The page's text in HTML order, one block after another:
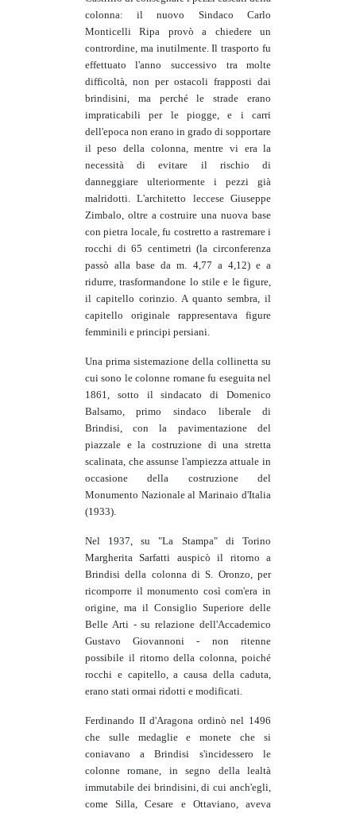
colonna: il nuovo Sindaco Carlo
Monticelli Ripa provò a chiedere un
contrordine, ma inutilmente. Il trasporto fu
effettuato l'anno successivo tra molte
difficoltà, non per ostacoli frapposti dai
brindisini, ma perché le strade erano
impraticabili per le piogge, e i carri
dell'epoca non erano in grado di sopportare
il peso della colonna, mentre vi era la
necessità di evitare il rischio di
danneggiare ulteriormente i pezzi già
malridotti. L'architetto leccese Giuseppe
Zimbalo, oltre a costruire una nuova base
con pietra locale, fu costretto a rastremare i
rocchi di 65 centimetri (la circonferenza
passò alla base da m. 4,77 a 4,12) e a
ridurre, trasformandone lo stile e le figure,
il capitello corinzio. A quanto sembra, il
capitello originale rappresentava figure
femminili e principi persiani.
Una prima sistemazione della collinetta su
cui sono le colonne romane fu eseguita nel
1861, sotto il sindacato di Domenico
Balsamo, primo sindaco liberale di
Brindisi, con la pavimentazione del
piazzale e la costruzione di una stretta
scalinata, che assunse l'ampiezza attuale in
occasione della costruzione del
Monumento Nazionale al Marinaio d'Italia
(1933).
Nel 1937, su "La Stampa" di Torino
Margherita Sarfatti auspicò il ritorno a
Brindisi della colonna di S. Oronzo, per
ricomporre il monumento così com'era in
origine, ma il Consiglio Superiore delle
Belle Arti - su relazione dell'Accademico
Gustavo Giovannoni - non ritenne
possibile il ritorno della colonna, poiché
rocchi e capitello, a causa della caduta,
erano stati ormai ridotti e modificati.
Ferdinando II d'Aragona ordinò nel 1496
che sulle medaglie e monete che si
coniavano a Brindisi s'incidessero le
colonne romane, in segno della lealtà
immutabile dei brindisini, di cui anch'egli,
come Silla, Cesare e Ottaviano, aveva